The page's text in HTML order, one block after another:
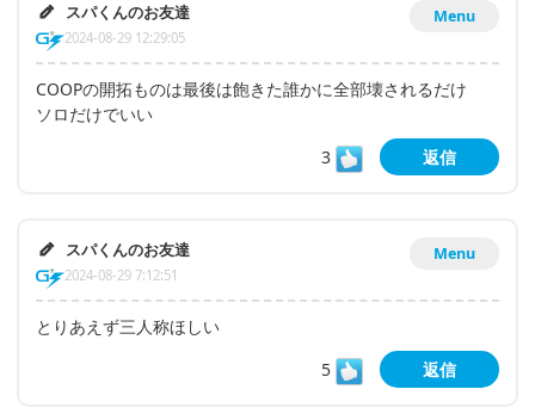
Menu
スパくんのお友達
2024-08-29 12:29:05
COOPの開拓ものは最後は飽きた誰かに全部壊されるだけ
ソロだけでいい
3
返信
Menu
スパくんのお友達
2024-08-29 7:12:51
とりあえず三人称ほしい
5
返信